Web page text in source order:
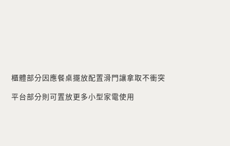
櫃體部分因應餐桌擺放配置滑門讓拿取不衝突
平台部分則可置放更多小型家電使用